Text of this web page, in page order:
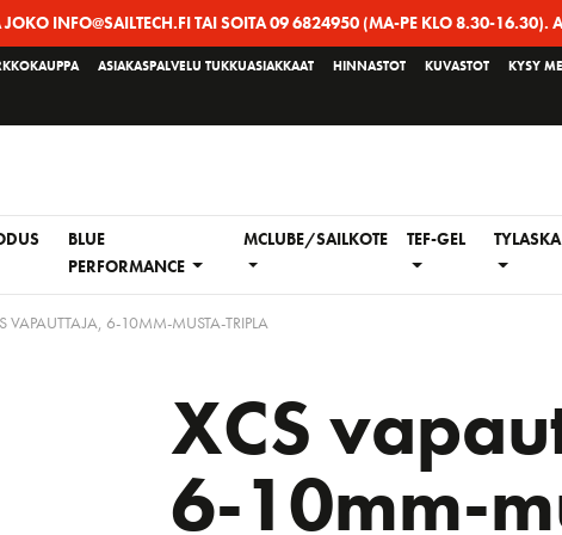
JOKO INFO@SAILTECH.FI TAI SOITA 09 6824950 (MA-PE KLO 8.30-16.30).
ASIAKASPALVELU TUKKUASIAKKAAT HINNASTOT KUVASTOT KYSY
BLUE
PERFORMANCE
MCLUBE/SAILKOTE TEF-GEL TYLASKA
6-10MM-MUSTA-TRIPLA
XCS
6-10mm-